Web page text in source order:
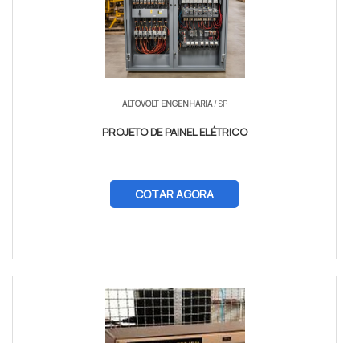
ALTOVOLT ENGENHARIA/ SP
PROJETO DE PAINEL ELÉTRICO
COTAR AGORA